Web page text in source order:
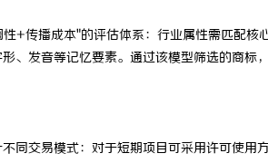
+传播成本"的评估体系：行业属性需匹配
、发音等记忆要素。通过该模型筛选的商标
同交易模式：对于短期项目可采用许可使